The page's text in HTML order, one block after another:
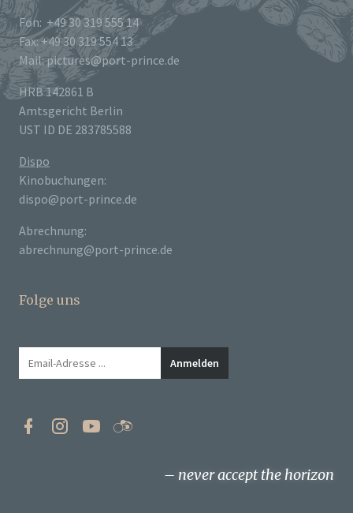
Fon: +49 30 319 555 14
Fax: +49 30 319 554 13
Mail: pictures@port-prince.de
HRB 142861 B
Amtsgericht Berlin
UST ID DE 283785588
Dispo
Kinobuchungen:
dispo@port-prince.de
Abrechnung:
abrechnung@port-prince.de
Folge uns
never accept the horizon